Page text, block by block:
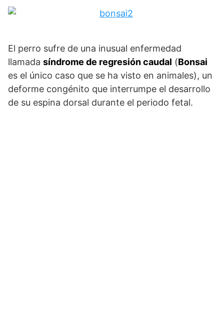
El perro sufre de una inusual enfermedad
llamada síndrome de regresión caudal (Bonsai
es el único caso que se ha visto en animales), un
deforme congénito que interrumpe el desarrollo
de su espina dorsal durante el periodo fetal.